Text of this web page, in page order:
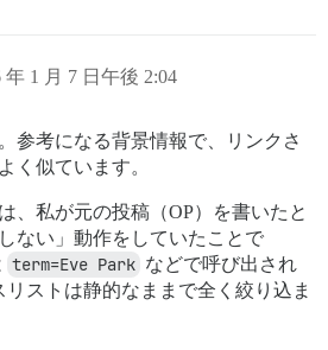
年 1 月 7 日午後 2:04
参考になる背景情報で、リンクさ
く似ています。
、私が元の投稿（OP）を書いたと
ない」動作をしていたことで
term=Eve Park などで呼び出され
リストは静的なままで全く絞り込ま